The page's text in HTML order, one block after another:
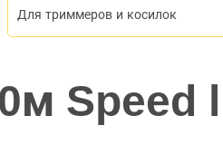
Для триммеров и косилок
Speed